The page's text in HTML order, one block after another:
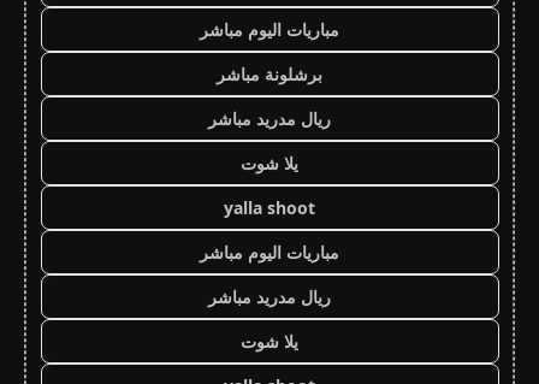
مباريات اليوم مباشر
برشلونة مباشر
ريال مدريد مباشر
يلا شوت
yalla shoot
مباريات اليوم مباشر
ريال مدريد مباشر
يلا شوت